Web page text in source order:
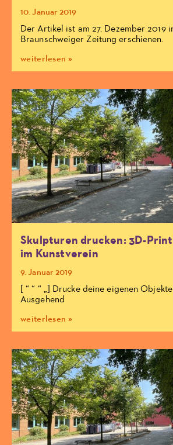
10. Januar 2019
Der Artikel ist am 27. Dezember 2019
Braunschweiger Zeitung erschienen.
weiterlesen »
Skulpturen drucken: 3D-
im Kunstverein
9. Januar 2019
[ “ “ “ „] Drucke deine eigenen
Ausgehend
weiterlesen »